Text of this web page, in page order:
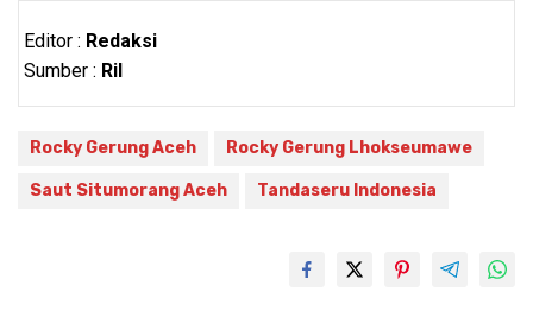
Editor : Redaksi
Sumber : Ril
Rocky Gerung Aceh Rocky Gerung Lhokseumawe
Saut Situmorang Aceh Tandaseru Indonesia